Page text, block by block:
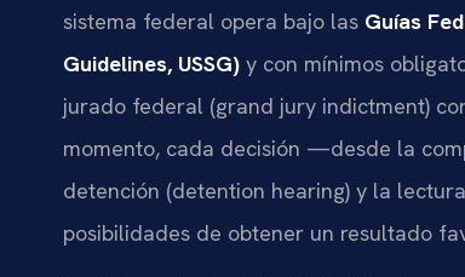
sistema federal opera bajo las Guías
Guidelines, USSG) y con mínimos
jurado federal (grand jury indictment)
momento, cada decisión —desde la
detención (detention hearing) y la
posibilidades de obtener un resultado